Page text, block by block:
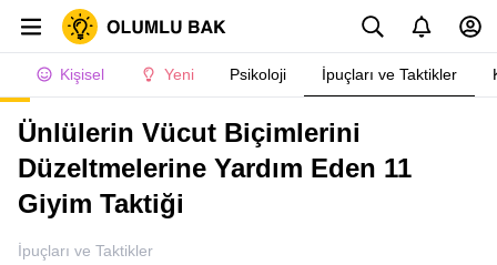
Kişisel Yeni Psikoloji İpuçları ve Taktikler
Ünlülerin Vücut Biçimlerini
Düzeltmelerine Yardım Eden 11
Giyim Taktiği
İpuçları ve Taktikler